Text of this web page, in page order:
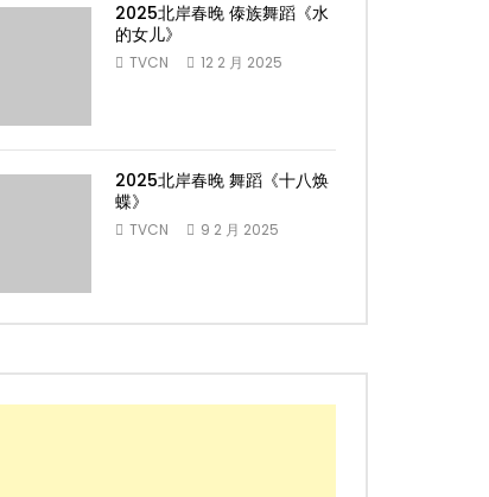
2025北岸春晚 傣族舞蹈《水
的女儿》
TVCN 12 2 月 2025
2025北岸春晚 舞蹈《十八焕
蝶》
TVCN 9 2 月 2025